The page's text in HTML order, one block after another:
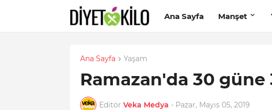
Ana Sayfa Manşet
Ana Sayfa Yaşam
Ramazan'da 30 güne
Editör Veka Medya - Pazar, Mayıs 05, 2019